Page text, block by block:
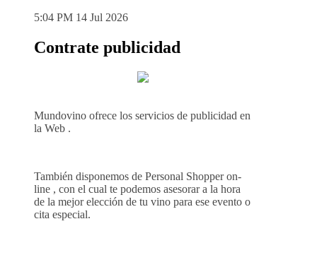
5:04 PM 14 Jul 2026
Contrate publicidad
Mundovino ofrece los servicios de publicidad en
la Web .
También disponemos de Personal Shopper on-
line , con el cual te podemos asesorar a la hora
de la mejor elección de tu vino para ese evento o
cita especial.